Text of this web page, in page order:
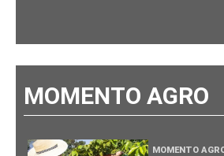
MOMENTO AGRO
MOMENTO